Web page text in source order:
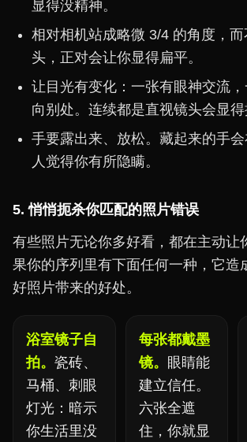
显得没精神。
相对相机站成略微 3/4 的角度，
头，正对会让你显得扁平。
让目光有变化：一张有眼神交流
向别处。连续都是直视镜头会显得
手要露出来、放松。藏起来的手
人觉得你有所隐瞒。
5. 悄悄扼杀你匹配的照片错误
有些照片无论你多好看，都在主动让
果你的序列里有下面任何一种，它造
好照片带来的好处。
浴室镜子自
拍。 瓷砖、
马桶、刺眼
灯光：暗示
你生活里没
每张都戴墨
镜。
眼睛能
建立信任。
六张全遮
住，你就显